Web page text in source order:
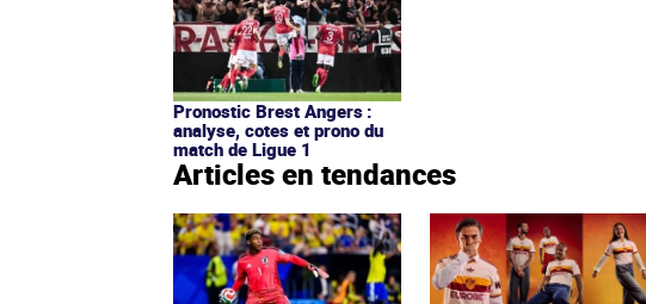
Pronostic Brest Angers :
analyse, cotes et prono du
match de Ligue 1
Articles en tendances